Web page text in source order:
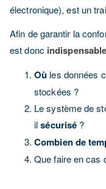
électronique), est un
Afin de garantir la
est donc
Où les données
stockées ?
Le système de
ilsécurisé ?
Combien de
Que faire en cas